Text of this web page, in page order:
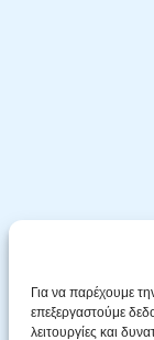
Για να παρέχουμε
επεξεργαστούμε
λειτουργίες και